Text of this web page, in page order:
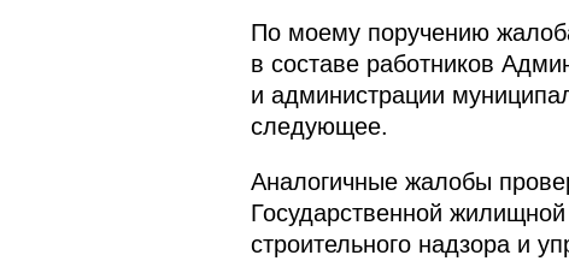
По моему поручению
в составе работников
и администрации
следующее.
Аналогичные жалобы
Государственной жилищной
строительного надзора и